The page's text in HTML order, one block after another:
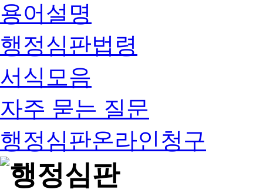
용어설명
행정심판법령
서식모음
자주 묻는 질문
행정심판온라인청구